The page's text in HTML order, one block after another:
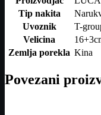
Tip nakita
Uvoznik
T-
Velicina
Zemlja porekla Kina
Povezani